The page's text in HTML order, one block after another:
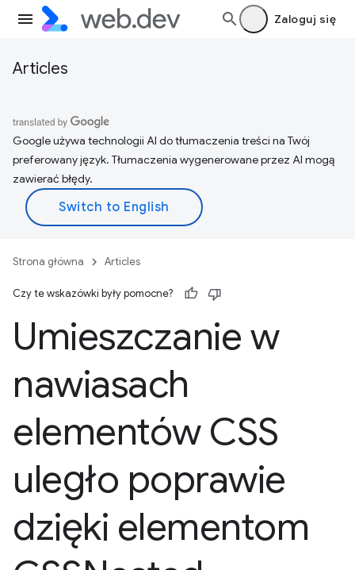
Zaloguj się
Articles
Google używa technologii AI do tłumaczenia treści na Twój
preferowany język. Tłumaczenia wygenerowane przez AI mogą
zawierać błędy.
Strona główna Articles
Czy te wskazówki były pomocne?
Umieszczanie w
nawiasach
elementów CSS
uległo poprawie
dzięki elementom